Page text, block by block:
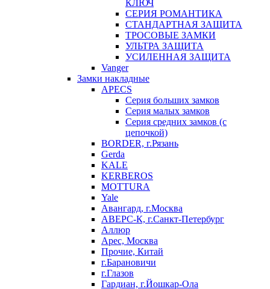
КЛЮЧ
СЕРИЯ РОМАНТИКА
СТАНДАРТНАЯ ЗАЩИТА
ТРОСОВЫЕ ЗАМКИ
УЛЬТРА ЗАЩИТА
УСИЛЕННАЯ ЗАЩИТА
Vanger
Замки накладные
APECS
Серия больших замков
Серия малых замков
Серия средних замков (с
цепочкой)
BORDER, г.Рязань
Gerda
KALE
KERBEROS
MOTTURA
Yale
Авангард, г.Москва
АВЕРС-К, г.Санкт-Петербург
Аллюр
Арес, Москва
Прочие, Китай
г.Барановичи
г.Глазов
Гардиан, г.Йошкар-Ола